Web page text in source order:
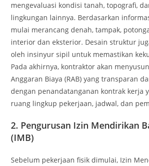
mengevaluasi kondisi tanah, topografi,
lingkungan lainnya. Berdasarkan
mulai merancang denah, tampak,
interior dan eksterior. Desain struktur
oleh insinyur sipil untuk memastikan
Pada akhirnya, kontraktor akan
Anggaran Biaya (RAB) yang transparan
dengan penandatanganan kontrak kerja
ruang lingkup pekerjaan, jadwal, dan
2. Pengurusan Izin Mendirikan
(IMB)
Sebelum pekerjaan fisik dimulai, Izin